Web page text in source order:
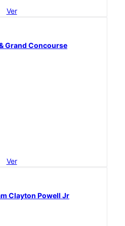
Ver
Grand Concourse
Ver
Clayton Powell Jr